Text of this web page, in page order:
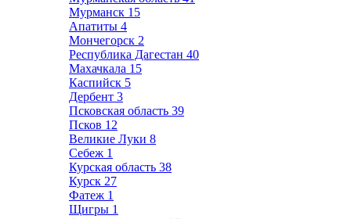
Мурманск 15
Апатиты 4
Мончегорск 2
Республика Дагестан 40
Махачкала 15
Каспийск 5
Дербент 3
Псковская область 39
Псков 12
Великие Луки 8
Себеж 1
Курская область 38
Курск 27
Фатеж 1
Щигры 1